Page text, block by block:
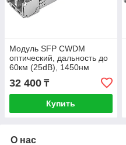
Модуль SFP CWDM
оптический, дальность до
60км (25dB), 1450нм
32 400 ₸
Купить
О нас